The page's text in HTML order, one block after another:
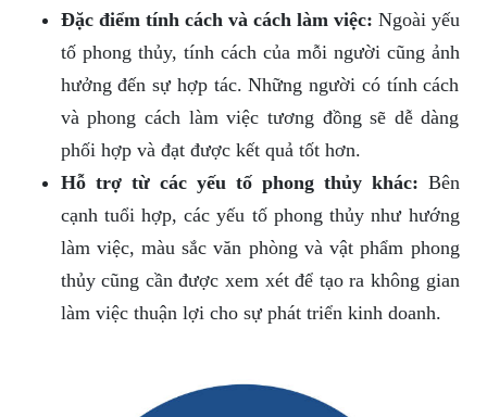
Đặc điểm tính cách và cách làm việc: Ngoài yếu
tố phong thủy, tính cách của mỗi người cũng ảnh
hưởng đến sự hợp tác. Những người có tính cách
và phong cách làm việc tương đồng sẽ dễ dàng
phối hợp và đạt được kết quả tốt hơn.
Hỗ trợ từ các yếu tố phong thủy khác: Bên
cạnh tuổi hợp, các yếu tố phong thủy như hướng
làm việc, màu sắc văn phòng và vật phẩm phong
thủy cũng cần được xem xét để tạo ra không gian
làm việc thuận lợi cho sự phát triển kinh doanh.